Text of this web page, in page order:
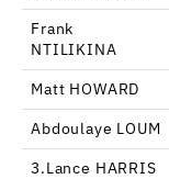
Frank
NTILIKINA
Matt HOWARD
Abdoulaye LOUM
3.Lance HARRIS